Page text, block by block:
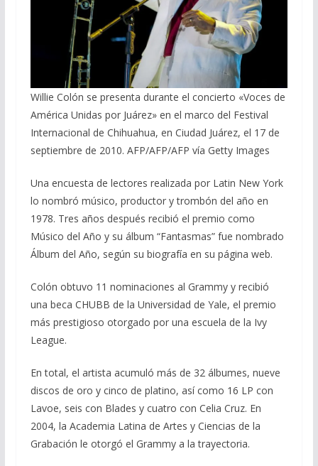
Willie Colón se presenta durante el concierto «Voces de
América Unidas por Juárez» en el marco del Festival
Internacional de Chihuahua, en Ciudad Juárez, el 17 de
septiembre de 2010. AFP/AFP/AFP vía Getty Images
Una encuesta de lectores realizada por Latin New York
lo nombró músico, productor y trombón del año en
1978. Tres años después recibió el premio como
Músico del Año y su álbum “Fantasmas” fue nombrado
Álbum del Año, según su biografía en su página web.
Colón obtuvo 11 nominaciones al Grammy y recibió
una beca CHUBB de la Universidad de Yale, el premio
más prestigioso otorgado por una escuela de la Ivy
League.
En total, el artista acumuló más de 32 álbumes, nueve
discos de oro y cinco de platino, así como 16 LP con
Lavoe, seis con Blades y cuatro con Celia Cruz. En
2004, la Academia Latina de Artes y Ciencias de la
Grabación le otorgó el Grammy a la trayectoria.